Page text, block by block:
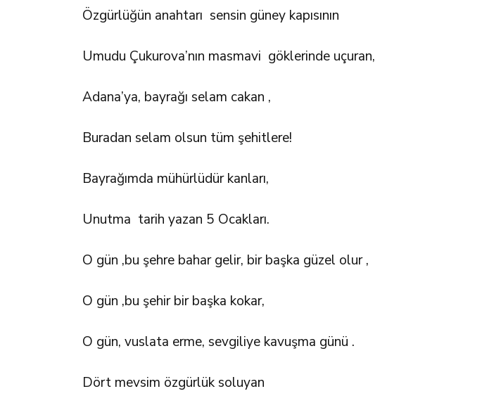
Özgürlüğün anahtarı sensin güney kapısının
Umudu Çukurova’nın masmavi göklerinde uçuran,
Adana’ya, bayrağı selam cakan ,
Buradan selam olsun tüm şehitlere!
Bayrağımda mühürlüdür kanları,
Unutma tarih yazan 5 Ocakları.
O gün ,bu şehre bahar gelir, bir başka güzel olur ,
O gün ,bu şehir bir başka kokar,
O gün, vuslata erme, sevgiliye kavuşma günü .
Dört mevsim özgürlük soluyan